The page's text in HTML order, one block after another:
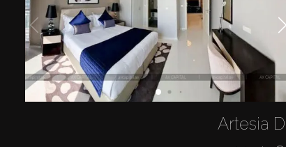
Artesia D